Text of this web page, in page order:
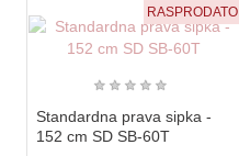
RASPRODATO
★ ★ ★ ★ ★
Standardna prava sipka -
152 cm SD SB-60T